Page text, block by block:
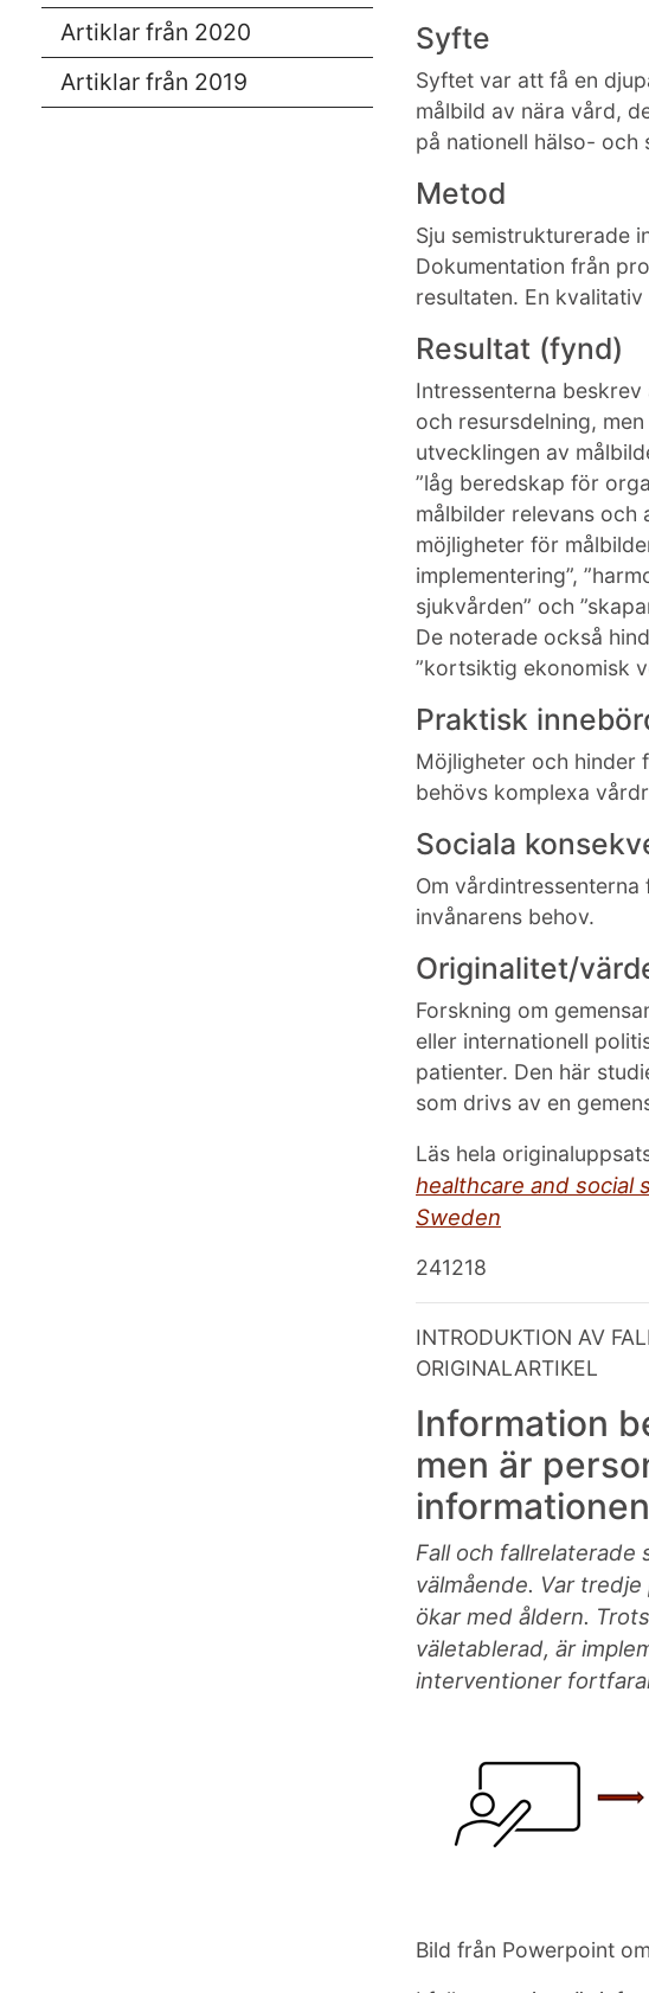
Artiklar från 2020
Artiklar från 2019
Syfte
Syftet var att få en
målbild av nära vård,
på nationell hälso- och
Metod
Sju semistrukturerade
Dokumentation från
resultaten. En
Resultat (fynd)
Intressenterna
och resursdelning,
utvecklingen av
”låg beredskap för
målbilder relevans och
möjligheter för
implementering”,
sjukvården” och
De noterade också
”kortsiktig ekonomisk
Praktisk
Möjligheter och hinder
behövs komplexa
Sociala
Om
invånarens behov.
Originalitet/
Forskning om
eller internationell
patienter. Den här
som drivs av en
Läs hela
healthcare and social
Sweden
241218
INTRODUKTION AV
ORIGINALARTIKEL
Information
men är
Fall och
välmående. Var tredje
ökar med åldern.
väletablerad, är
interventioner
Bild från Powerpoint